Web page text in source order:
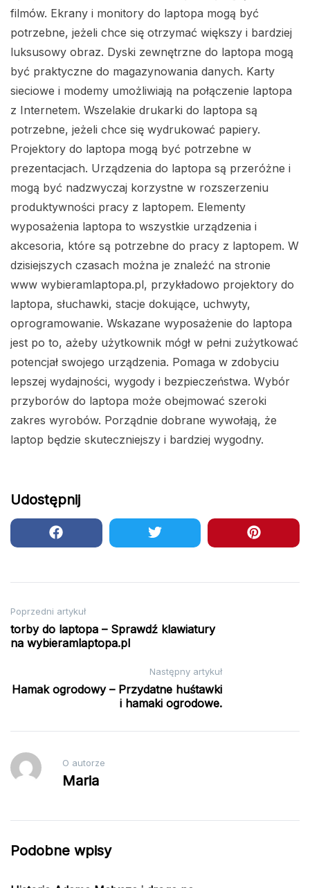
filmów. Ekrany i monitory do laptopa mogą być
potrzebne, jeżeli chce się otrzymać większy i bardziej
luksusowy obraz. Dyski zewnętrzne do laptopa mogą
być praktyczne do magazynowania danych. Karty
sieciowe i modemy umożliwiają na połączenie laptopa
z Internetem. Wszelakie drukarki do laptopa są
potrzebne, jeżeli chce się wydrukować papiery.
Projektory do laptopa mogą być potrzebne w
prezentacjach. Urządzenia do laptopa są przeróżne i
mogą być nadzwyczaj korzystne w rozszerzeniu
produktywności pracy z laptopem. Elementy
wyposażenia laptopa to wszystkie urządzenia i
akcesoria, które są potrzebne do pracy z laptopem. W
dzisiejszych czasach można je znaleźć na stronie
www wybieramlaptopa.pl, przykładowo projektory do
laptopa, słuchawki, stacje dokujące, uchwyty,
oprogramowanie. Wskazane wyposażenie do laptopa
jest po to, ażeby użytkownik mógł w pełni zużytkować
potencjał swojego urządzenia. Pomaga w zdobyciu
lepszej wydajności, wygody i bezpieczeństwa. Wybór
przyborów do laptopa może obejmować szeroki
zakres wyrobów. Porządnie dobrane wywołają, że
laptop będzie skuteczniejszy i bardziej wygodny.
Udostępnij
Nawigacja
wpisu
Poprzedni artykuł
torby do laptopa – Sprawdź klawiatury
na wybieramlaptopa.pl
Następny artykuł
Hamak ogrodowy – Przydatne huśtawki
i hamaki ogrodowe.
O autorze
Maria
Podobne wpisy